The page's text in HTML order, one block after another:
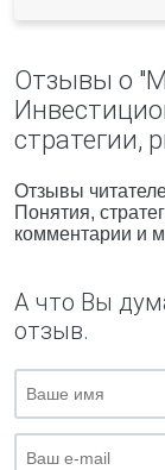
Отзывы о
стратегии,
Отзывы
Понятия,
комментарии и
А что Вы
отзыв.